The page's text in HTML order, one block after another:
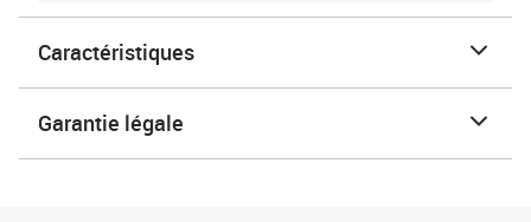
Caractéristiques
Garantie légale